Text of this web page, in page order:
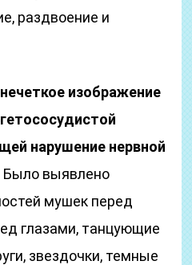
раздвоение и
изображение
нарушение нервной
Было выявлено
мушек перед
глазами, танцующие
звездочки, темные